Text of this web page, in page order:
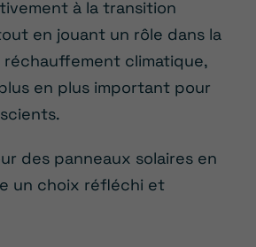
à la transition
en jouant un rôle dans la
climatique,
en plus important pour
des panneaux solaires en
un choix réfléchi et